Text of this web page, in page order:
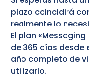
plazo coincidirá
realmente lo
El plan
de 365 días desde
año completo de
utilizarlo.